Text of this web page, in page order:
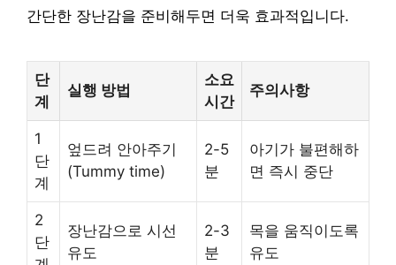
간단한 장난감을 준비해두면 더욱 효과적입니다.
단
계
실행 방법
소요
시간
주의사항
1
단
계
엎드려 안아주기
(Tummy time)
2-5
분
아기가 불편해하
면 즉시 중단
2
단
장난감으로 시선
유도
2-3
분
목을 움직이도록
유도